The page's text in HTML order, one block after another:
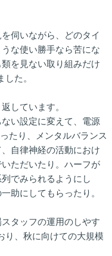
伺いながら、どのタイ
な使い勝手なら苦にな
を見ない取り組みだけ
た。
しています。
い設定に変えて、電源
たり、メンタルバランス
自律神経の活動におけ
ただいたり。ハーフが
でみられるようにし
助にしてもらったり。
タッフの運用のしやす
り、秋に向けての大規模